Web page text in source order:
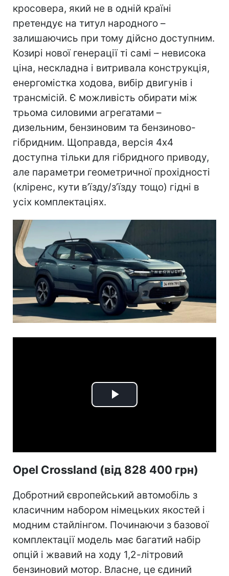
кросовера, який не в одній країні
претендує на титул народного –
залишаючись при тому дійсно доступним.
Козирі нової генерації ті самі – невисока
ціна, нескладна і витривала конструкція,
енергомістка ходова, вибір двигунів і
трансмісій. Є можливість обирати між
трьома силовими агрегатами –
дизельним, бензиновим та бензиново-
гібридним. Щоправда, версія 4х4
доступна тільки для гібридного приводу,
але параметри геометричної прохідності
(кліренс, кути в’їзду/з’їзду тощо) гідні в
усіх комплектаціях.
Play
Opel Crossland (від 828 400 грн)
Добротний європейський автомобіль з
класичним набором німецьких якостей і
модним стайлінгом. Починаючи з базової
комплектації модель має багатий набір
опцій і жвавий на ходу 1,2-літровий
бензиновий мотор. Власне, це єдиний